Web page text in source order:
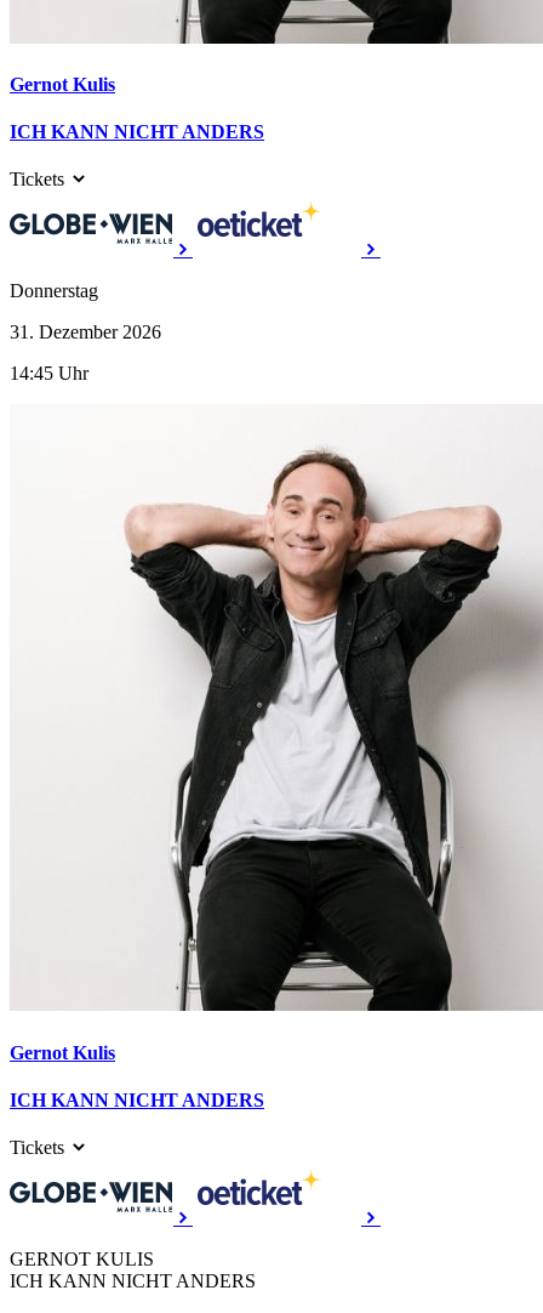
Gernot Kulis
ICH KANN NICHT ANDERS
Tickets
Donnerstag
31. Dezember 2026
14:45 Uhr
Gernot Kulis
ICH KANN NICHT ANDERS
Tickets
GERNOT KULIS
ICH KANN NICHT ANDERS